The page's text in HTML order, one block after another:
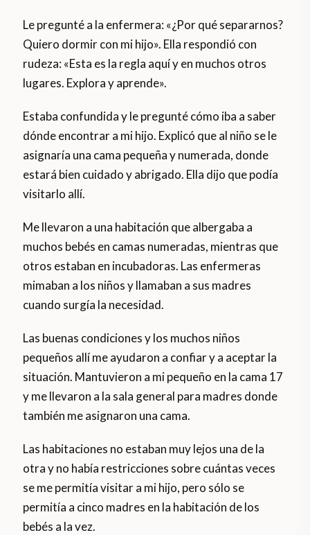
Le pregunté a la enfermera: «¿Por qué separarnos?
Quiero dormir con mi hijo». Ella respondió con
rudeza: «Esta es la regla aquí y en muchos otros
lugares. Explora y aprende».
Estaba confundida y le pregunté cómo iba a saber
dónde encontrar a mi hijo. Explicó que al niño se le
asignaría una cama pequeña y numerada, donde
estará bien cuidado y abrigado. Ella dijo que podía
visitarlo allí.
Me llevaron a una habitación que albergaba a
muchos bebés en camas numeradas, mientras que
otros estaban en incubadoras. Las enfermeras
mimaban a los niños y llamaban a sus madres
cuando surgía la necesidad.
Las buenas condiciones y los muchos niños
pequeños allí me ayudaron a confiar y a aceptar la
situación. Mantuvieron a mi pequeño en la cama 17
y me llevaron a la sala general para madres donde
también me asignaron una cama.
Las habitaciones no estaban muy lejos una de la
otra y no había restricciones sobre cuántas veces
se me permitía visitar a mi hijo, pero sólo se
permitía a cinco madres en la habitación de los
bebés a la vez.